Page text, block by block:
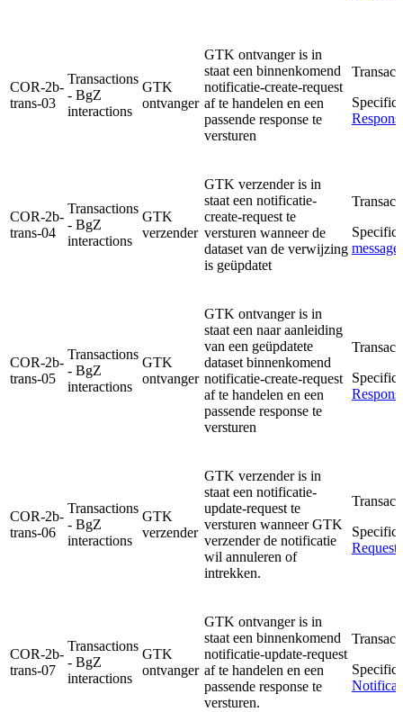
COR-2b-
trans-03
Transactions
- BgZ
interactions
GTK
ontvanger
GTK ontvanger is in
staat een binnenkomend
notificatie-create-request
af te handelen en een
passende response te
versturen
COR-2b-
trans-04
Transactions
- BgZ
interactions
GTK
verzender
GTK verzender is in
staat een notificatie-
create-request te
versturen wanneer de
dataset van de verwijzing
is geüpdatet
message
COR-2b-
trans-05
Transactions
- BgZ
interactions
GTK
ontvanger
GTK ontvanger is in
staat een naar aanleiding
van een geüpdatete
dataset binnenkomend
notificatie-create-request
af te handelen en een
passende response te
versturen
COR-2b-
trans-06
Transactions
- BgZ
interactions
GTK
verzender
GTK verzender is in
staat een notificatie-
update-request te
versturen wanneer GTK
verzender de notificatie
wil annuleren of
intrekken.
Request
COR-2b-
trans-07
Transactions
- BgZ
interactions
GTK
ontvanger
GTK ontvanger is in
staat een binnenkomend
notificatie-update-request
af te handelen en een
passende response te
versturen.